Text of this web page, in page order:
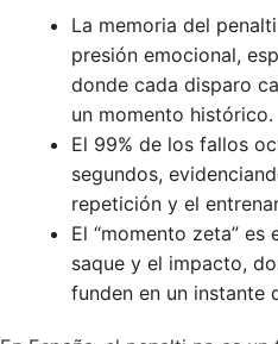
La memoria del
presión emocional,
donde cada disparo
un momento histórico.
El 99% de los fallos
segundos,
repetición y el
El “momento zeta”
saque y el impacto,
funden en un instante